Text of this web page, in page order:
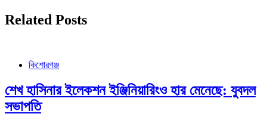
Related Posts
কিশোরগঞ্জ
শেখ হাসিনার ইলেকশন ইঞ্জিনিয়ারিংও হার মেনেছে: যুবদল
সভাপতি